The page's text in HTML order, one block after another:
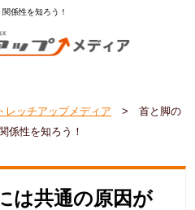
係性を知ろう！
レッチアップメディア >首と脚の
係性を知ろう！
は共通の原因が